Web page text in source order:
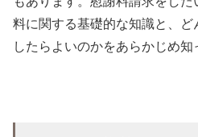
料に関する基礎的な知識と、ど
したらよいのかをあらかじめ知